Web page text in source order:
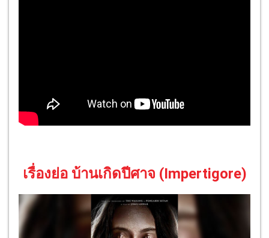
เรื่องย่อ บ้านเกิดปีศาจ (Impertigore)